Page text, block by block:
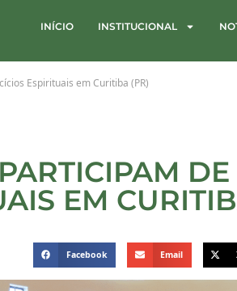
INÍCIO INSTITUCIONAL
Espirituais em Curitiba (PR)
DE
EM
Facebook Email